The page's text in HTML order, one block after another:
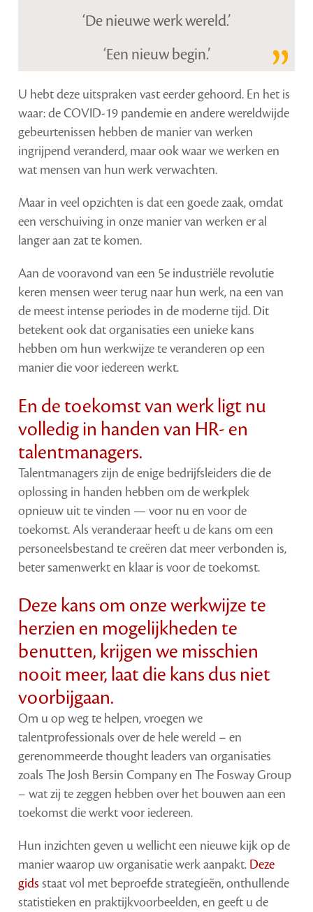
‘De nieuwe werk wereld.’
‘Een nieuw begin.’
U hebt deze uitspraken vast eerder gehoord. En het is
waar: de COVID-19 pandemie en andere wereldwijde
gebeurtenissen hebben de manier van werken
ingrijpend veranderd, maar ook waar we werken en
wat mensen van hun werk verwachten.
Maar in veel opzichten is dat een goede zaak, omdat
een verschuiving in onze manier van werken er al
langer aan zat te komen.
Aan de vooravond van een 5e industriële revolutie
keren mensen weer terug naar hun werk, na een van
de meest intense periodes in de moderne tijd. Dit
betekent ook dat organisaties een unieke kans
hebben om hun werkwijze te veranderen op een
manier die voor iedereen werkt.
En de toekomst van werk ligt nu
volledig in handen van HR- en
talentmanagers.
Talentmanagers zijn de enige bedrijfsleiders die de
oplossing in handen hebben om de werkplek
opnieuw uit te vinden — voor nu en voor de
toekomst. Als veranderaar heeft u de kans om een
personeelsbestand te creëren dat meer verbonden is,
beter samenwerkt en klaar is voor de toekomst.
Deze kans om onze werkwijze te
herzien en mogelijkheden te
benutten, krijgen we misschien
nooit meer, laat die kans dus niet
voorbijgaan.
Om u op weg te helpen, vroegen we
talentprofessionals over de hele wereld – en
gerenommeerde thought leaders van organisaties
zoals The Josh Bersin Company en The Fosway Group
– wat zij te zeggen hebben over het bouwen aan een
toekomst die werkt voor iedereen.
Hun inzichten geven u wellicht een nieuwe kijk op de
manier waarop uw organisatie werk aanpakt. Deze
gidsstaat vol met beproefde strategieën, onthullende
statistieken en praktijkvoorbeelden, en geeft u de